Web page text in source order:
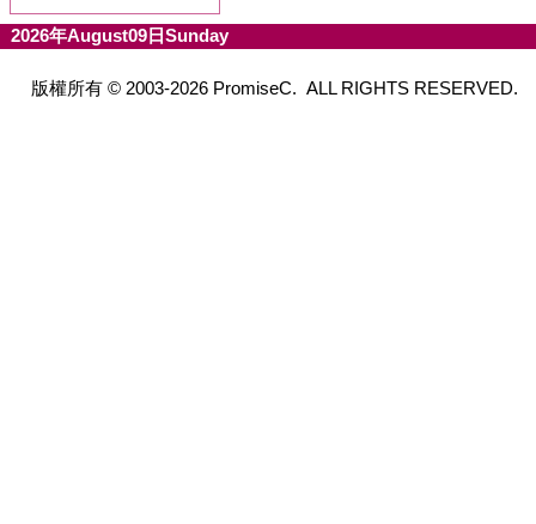
2026年August09日Sunday
版權所有 © 2003-2026 PromiseC. ALL RIGHTS RESERVED.